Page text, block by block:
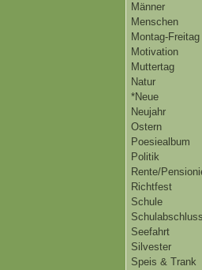
Männer
Menschen
Montag-Freitag
Motivation
Muttertag
Natur
*Neue
Neujahr
Ostern
Poesiealbum
Politik
Rente/
Richtfest
Schule
Schulabschluss
Seefahrt
Silvester
Speis & Trank